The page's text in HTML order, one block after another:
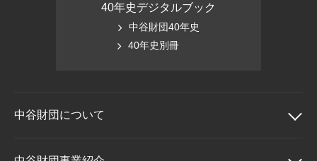
40年史デジタルブック
中谷財団40年史
40年史別冊
中谷財団について